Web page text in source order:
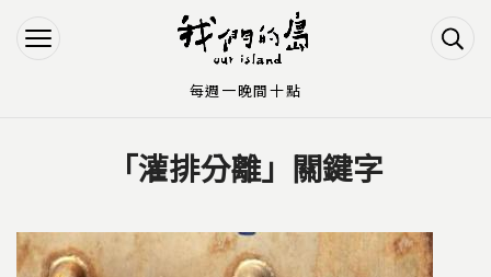
Jump to Navigation
Jump to Main content
「灌排分離」關鍵字
每週一晚間十點